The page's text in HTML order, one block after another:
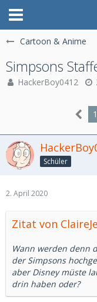
Cartoon & Anime
Simpsons
HackerBoy0412
1
Schüler
2. April 2020
Zitat von
Wann werden denn
der Simpsons
aber Disney müste
drin haben oder?